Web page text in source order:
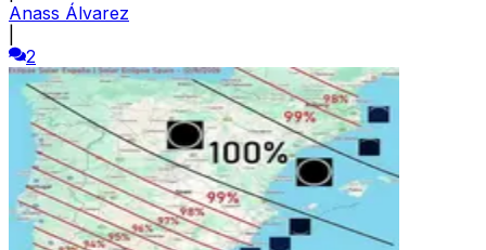
Anass Álvarez
2